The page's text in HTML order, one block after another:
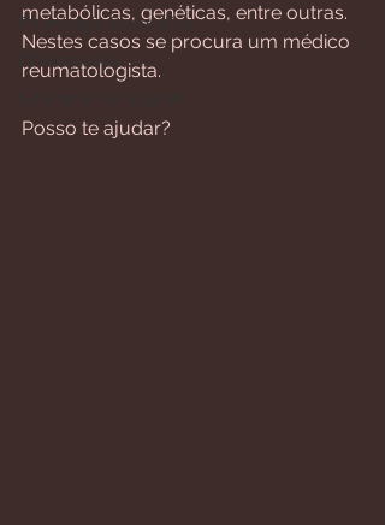
Polimialgia Reumática
Chikungunya
metabólicas, genéticas, entre outras.
Nestes casos se procura um médico
reumatologista.
Posso te ajudar?